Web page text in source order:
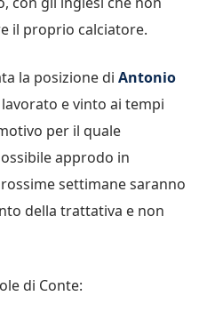
il proprio calciatore.
la posizione di Antonio
e vinto ai tempi
per il quale
approdo in
settimane saranno
della trattativa e non
di Conte: